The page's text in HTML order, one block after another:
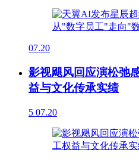
07.20
影视飓风回应演松弛
益与文化传承实绩
5 07.20